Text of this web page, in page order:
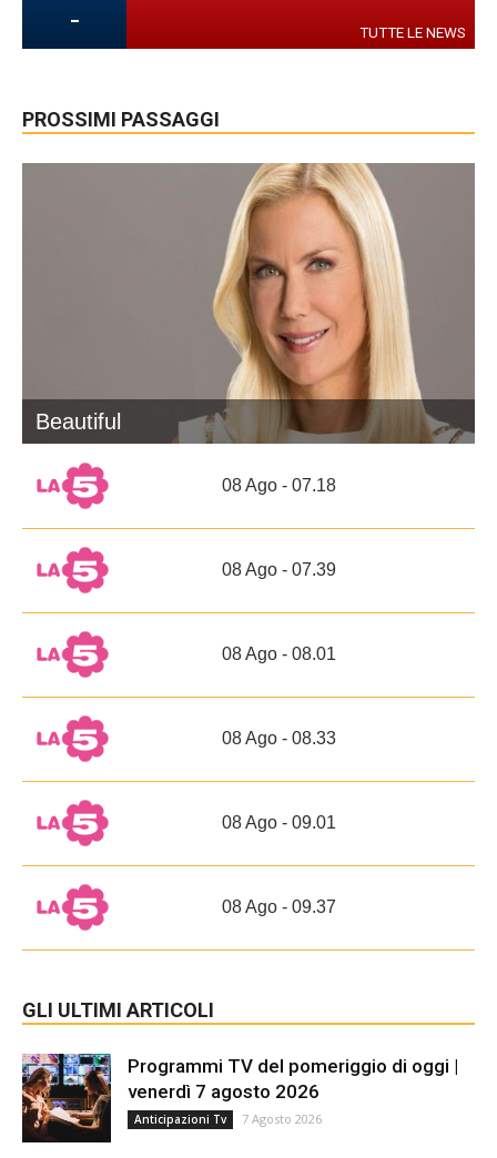
- TUTTE LE NEWS
PROSSIMI PASSAGGI
Beautiful
08 Ago - 07.18
08 Ago - 07.39
08 Ago - 08.01
08 Ago - 08.33
08 Ago - 09.01
08 Ago - 09.37
GLI ULTIMI ARTICOLI
Programmi TV del pomeriggio di oggi |
venerdì 7 agosto 2026
Anticipazioni Tv 7 Agosto 2026